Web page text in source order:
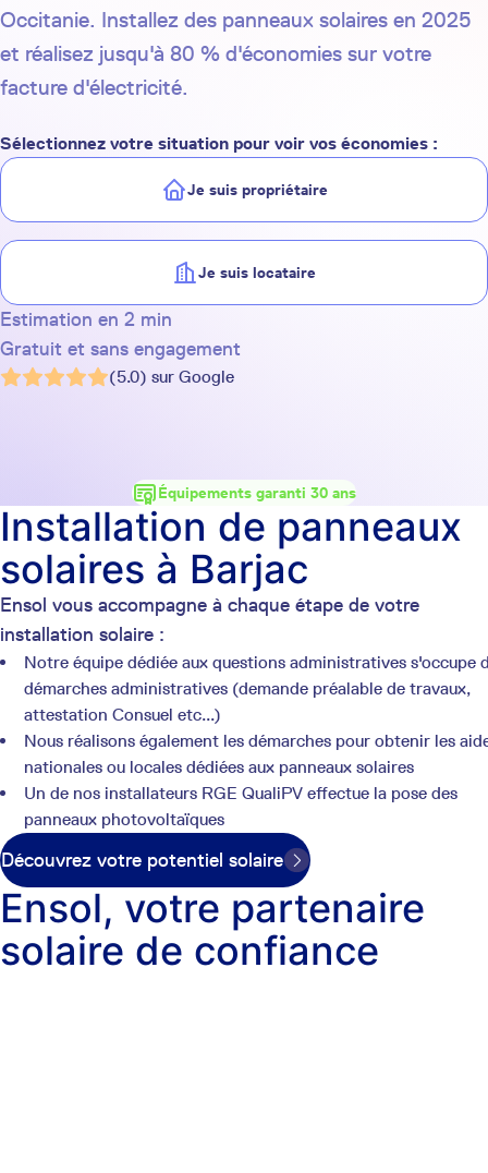
Occitanie. Installez des panneaux solaires en 2025
et réalisez jusqu'à 80 % d'économies sur votre
facture d'électricité.
Sélectionnez votre situation pour voir vos économies :
Je suis propriétaire
Je suis locataire
Estimation en 2 min
Gratuit et sans engagement
(5.0) sur Google
Équipements garanti 30 ans
Ensol vous accompagne à chaque étape de votre
installation solaire :
Notre équipe dédiée aux questions administratives s'occupe
démarches administratives (demande préalable de travaux,
attestation Consuel etc...)
Nous réalisons également les démarches pour obtenir les
nationales ou locales dédiées aux panneaux solaires
Un de nos installateurs RGE QualiPV effectue la pose des
panneaux photovoltaïques
Découvrez votre potentiel solaire
Installation de panneaux
solaires à Barjac
Ensol, votre partenaire
solaire de confiance